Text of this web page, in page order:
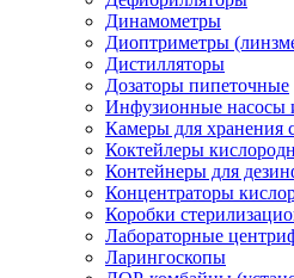
Динамометры
Диоптриметры
Дистилляторы
Дозаторы пипеточные
Инфузионные насосы
Камеры для хранения
Коктейлеры
Контейнеры для
Концентраторы
Коробки
Лабораторные
Ларингоскопы